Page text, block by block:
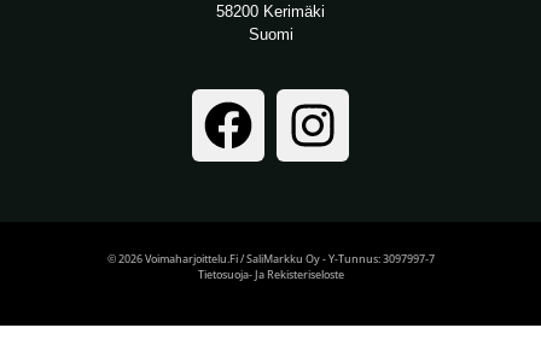
58200 Kerimäki
Suomi
© 2026 Voimaharjoittelu.fi / SaliMarkku Oy - Y-Tunnus: 3097997-7
Tietosuoja- Ja Rekisteriseloste